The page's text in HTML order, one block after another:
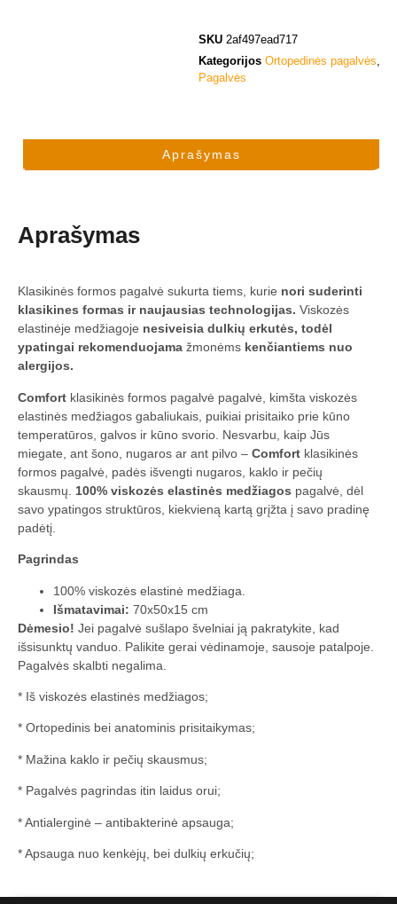
SKU 2af497ead717
Kategorijos Ortopedinės pagalvės,
Pagalvės
Aprašymas
Aprašymas
Klasikinės formos pagalvė sukurta tiems, kurie nori suderinti
klasikines formas ir naujausias technologijas. Viskozės
elastinėje medžiagoje nesiveisia dulkių erkutės, todėl
ypatingai rekomenduojama žmonėms kenčiantiems nuo
alergijos.
Comfort klasikinės formos pagalvė pagalvė, kimšta viskozės
elastinės medžiagos gabaliukais, puikiai prisitaiko prie kūno
temperatūros, galvos ir kūno svorio. Nesvarbu, kaip Jūs
miegate, ant šono, nugaros ar ant pilvo – Comfort klasikinės
formos pagalvė, padės išvengti nugaros, kaklo ir pečių
skausmų. 100% viskozės elastinės medžiagos pagalvė, dėl
savo ypatingos struktūros, kiekvieną kartą grįžta į savo pradinę
padėtį.
Pagrindas
100% viskozės elastinė medžiaga.
Išmatavimai: 70x50x15 cm
Dėmesio! Jei pagalvė sušlapo švelniai ją pakratykite, kad
išsisunktų vanduo. Palikite gerai vėdinamoje, sausoje patalpoje.
Pagalvės skalbti negalima.
* Iš viskozės elastinės medžiagos;
* Ortopedinis bei anatominis prisitaikymas;
* Mažina kaklo ir pečių skausmus;
* Pagalvės pagrindas itin laidus orui;
* Antialerginė – antibakterinė apsauga;
* Apsauga nuo kenkėjų, bei dulkių erkučių;